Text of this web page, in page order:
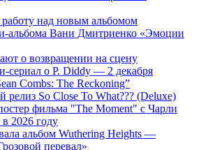
над новым альбомом
альбома Вани Дмитриенко «Эмоции
о возвращении на сцену
сериал о P. Diddy — 2 декабря
Combs: The Reckoning”
So Close To What??? (Deluxe)
фильма "The Moment" с Чарли
2026 году
альбом Wuthering Heights —
перевал»